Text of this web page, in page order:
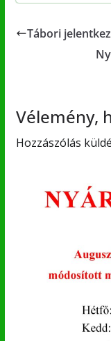
Tábori
Vélemény,
Hozzászólás